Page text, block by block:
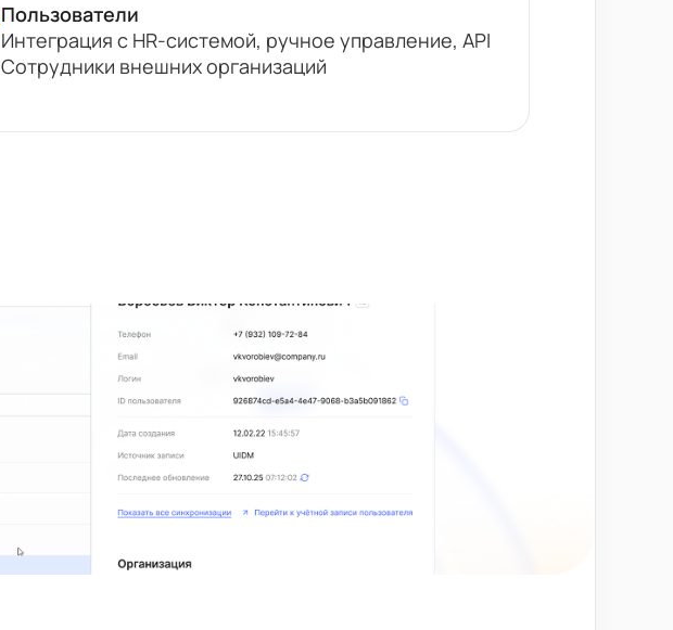
Пользователи
Интеграция с HR-системой, ручное управление, API
Сотрудники внешних организаций